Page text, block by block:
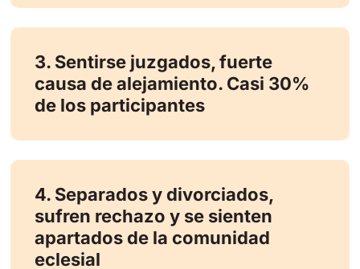
3. Sentirse juzgados, fuerte
causa de alejamiento. Casi 30%
de los participantes
4. Separados y divorciados,
sufren rechazo y se sienten
apartados de la comunidad
eclesial